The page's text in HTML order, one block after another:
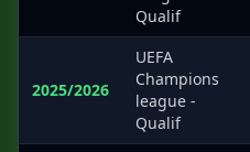
Qualif
2025/2026
UEFA
Champions
league -
Qualif